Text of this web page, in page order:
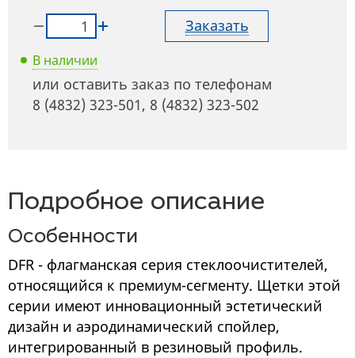
Заказать
В наличии
или оставить заказ по телефонам
8 (4832) 323-501, 8 (4832) 323-502
Подробное описание
Особенности
DFR - флагманская серия стеклоочистителей,
относящийся к премиум-сегменту. Щетки этой
серии имеют инновационный эстетический
дизайн и аэродинамический спойлер,
интегрированный в резиновый профиль.